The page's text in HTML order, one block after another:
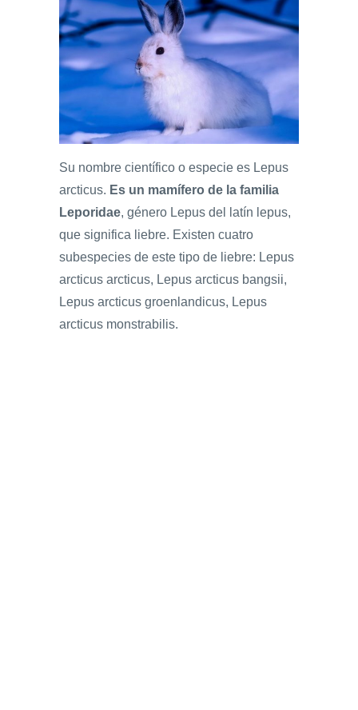
Su nombre científico o especie es Lepus
arcticus. Es un mamífero de la familia
Leporidae, género Lepus del latín lepus,
que significa liebre. Existen cuatro
subespecies de este tipo de liebre: Lepus
arcticus arcticus, Lepus arcticus bangsii,
Lepus arcticus groenlandicus, Lepus
arcticus monstrabilis.